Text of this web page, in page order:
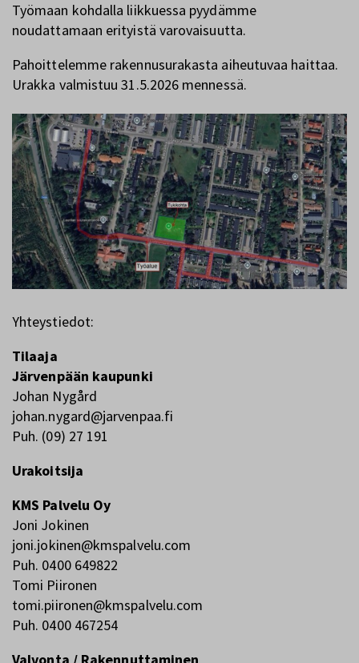
Työmaan kohdalla liikkuessa pyydämme
noudattamaan erityistä varovaisuutta.
Pahoittelemme rakennusurakasta aiheutuvaa haittaa.
Urakka valmistuu 31.5.2026 mennessä.
Yhteystiedot:
Tilaaja
Järvenpään kaupunki
Johan Nygård
johan.nygard@jarvenpaa.fi
Puh. (09) 27 191
Urakoitsija
KMS Palvelu Oy
Joni Jokinen
joni.jokinen@kmspalvelu.com
Puh. 0400 649822
Tomi Piironen
tomi.piironen@kmspalvelu.com
Puh. 0400 467254
Valvonta / Rakennuttaminen